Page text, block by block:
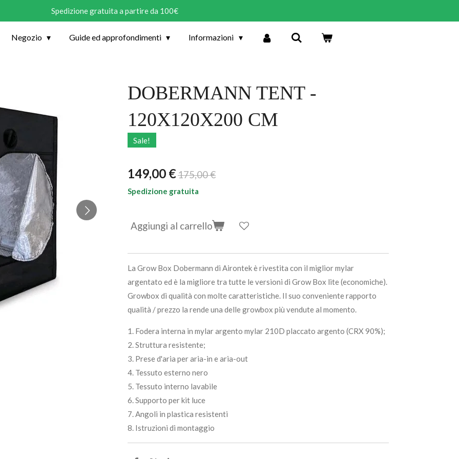
Spedizione gratuita a partire da 100€
Negozio Guide ed approfondimenti Informazioni
DOBERMANN TENT -
120X120X200 CM
Sale!
149,00 €175,00 €
Spedizione gratuita
Aggiungi al carrello
La Grow Box Dobermann di Airontek è rivestita con il miglior mylar
argentato ed è la migliore tra tutte le versioni di Grow Box lite (economiche).
Growbox di qualità con molte caratteristiche. Il suo conveniente rapporto
qualità / prezzo la rende una delle growbox più vendute al momento.
1. Fodera interna in mylar argento mylar 210D placcato argento (CRX 90%);
2. Struttura resistente;
3. Prese d'aria per aria-in e aria-out
4. Tessuto esterno nero
5. Tessuto interno lavabile
6. Supporto per kit luce
7. Angoli in plastica resistenti
8. Istruzioni di montaggio